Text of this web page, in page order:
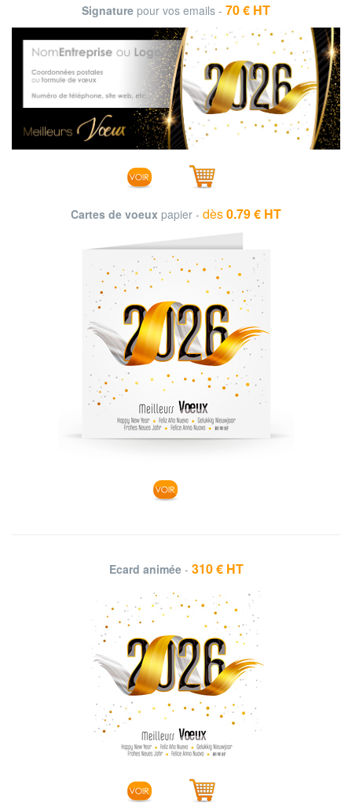
Signature pour vos emails - 70 € HT
Cartes de voeux papier - dès0.79 € HT
Ecard animée- 310 € HT